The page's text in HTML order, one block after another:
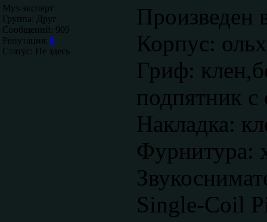
Муз-эксперт
Группа: Друг
Сообщений: 909
Репутация: 0
Статус: Не здесь
Корпус:
Гриф:
подпятник
Накладка:
Фурнитура:
Single-Coil